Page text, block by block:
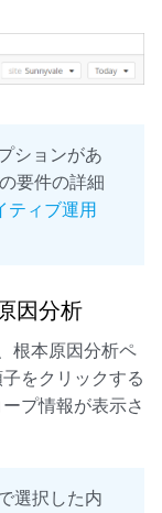
ションがあ
要件の詳細
ティブ運用
因分析
根本原因分析ペ
をクリックする
プ情報が表示さ
選択した内